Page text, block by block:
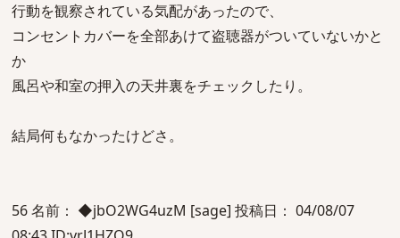
行動を観察されている気配があったので、
コンセントカバーを全部あけて盗聴器がついていないかと
か
風呂や和室の押入の天井裏をチェックしたり。
結局何もなかったけどさ。
56 名前： ◆jbO2WG4uzM [sage] 投稿日： 04/08/07